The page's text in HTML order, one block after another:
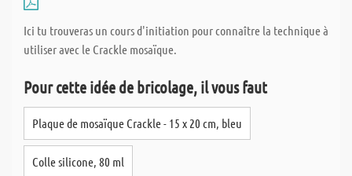
Ici tu trouveras un cours d'initiation pour connaître la technique à
utiliser avec le Crackle mosaïque.
Pour cette idée de bricolage, il vous faut
Plaque de mosaïque Crackle - 15 x 20 cm, bleu
Colle silicone, 80 ml